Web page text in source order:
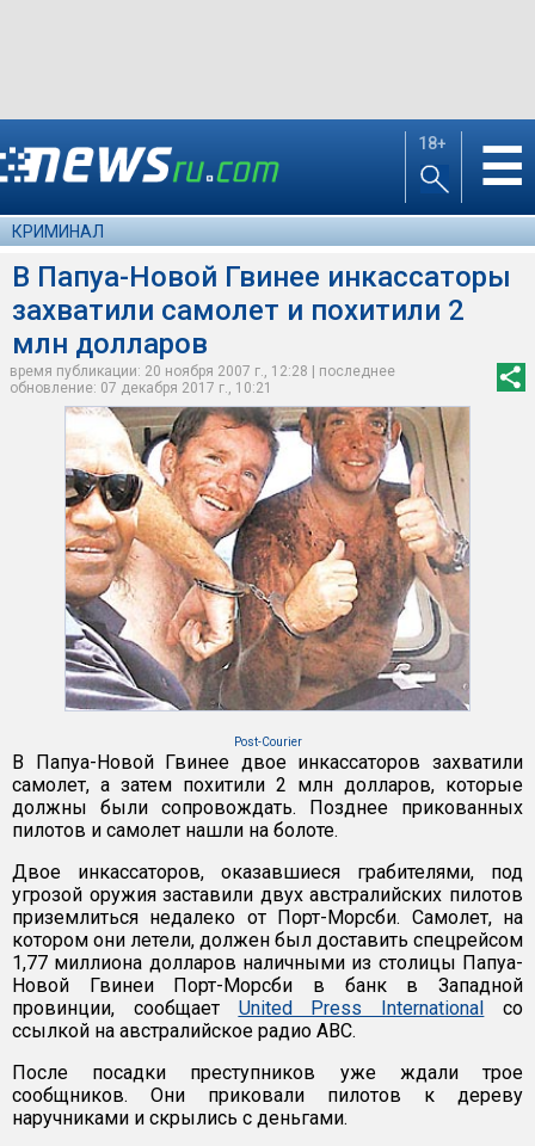
18+ ☰
КРИМИНАЛ
В Папуа-Новой Гвинее инкассаторы
захватили самолет и похитили 2
млн долларов
время публикации: 20 ноября 2007 г., 12:28 | последнее
обновление: 07 декабря 2017 г., 10:21
Post-Courier
В Папуа-Новой Гвинее двое инкассаторов захватили
самолет, а затем похитили 2 млн долларов, которые
должны были сопровождать. Позднее прикованных
пилотов и самолет нашли на болоте.
Двое инкассаторов, оказавшиеся грабителями, под
угрозой оружия заставили двух австралийских пилотов
приземлиться недалеко от Порт-Морсби. Самолет, на
котором они летели, должен был доставить спецрейсом
1,77 миллиона долларов наличными из столицы Папуа-
Новой Гвинеи Порт-Морсби в банк в Западной
провинции, сообщает United Press International со
ссылкой на австралийское радио ABC.
После посадки преступников уже ждали трое
сообщников. Они приковали пилотов к дереву
наручниками и скрылись с деньгами.